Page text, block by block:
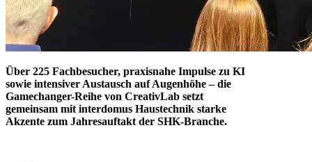
Über 225 Fachbesucher, praxisnahe Impulse zu KI
sowie intensiver Austausch auf Augenhöhe – die
Gamechanger-Reihe von CreativLab setzt
gemeinsam mit interdomus Haustechnik starke
Akzente zum Jahresauftakt der SHK-Branche.